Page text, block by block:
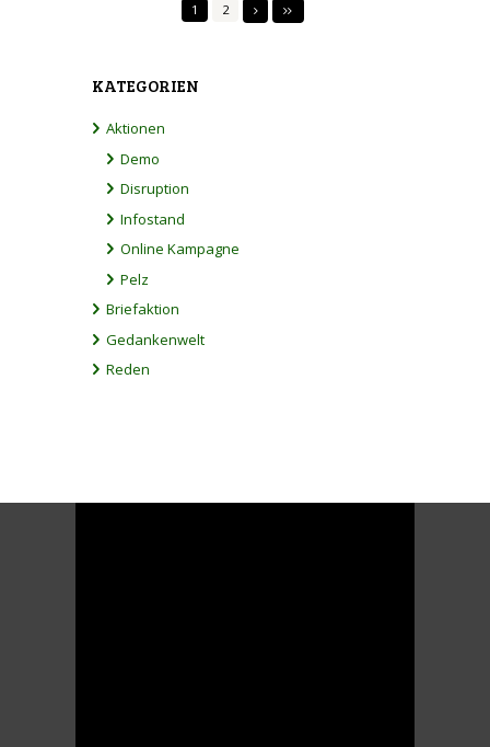
1 2
KATEGORIEN
Aktionen
Demo
Disruption
Infostand
Online Kampagne
Pelz
Briefaktion
Gedankenwelt
Reden